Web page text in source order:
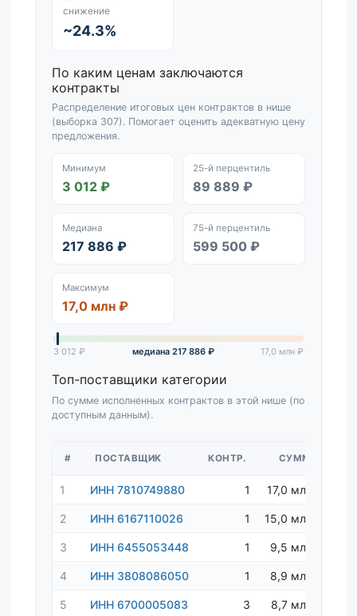
снижение
~24.3%
По каким ценам заключаются
контракты
Распределение итоговых цен контрактов в нише
(выборка 307). Помогает оценить адекватную цену
предложения.
Минимум
3 012 ₽
25-й перцентиль
89 889 ₽
Медиана
217 886 ₽
75-й перцентиль
599 500 ₽
Максимум
17,0 млн ₽
3 012 ₽ медиана 217 886 ₽ 17,0 млн ₽
Топ-поставщики категории
По сумме исполненных контрактов в этой нише (по
доступным данным).
# ПОСТАВЩИК КОНТР. СУММА
1 ИНН 7810749880 1 17,0 млн ₽
2 ИНН 6167110026 1 15,0 млн ₽
3 ИНН 6455053448 1 9,5 млн ₽
4 ИНН 3808086050 1 8,9 млн ₽
5 ИНН 6700005083 3 8,7 млн ₽